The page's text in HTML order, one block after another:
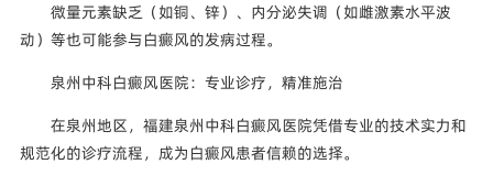
微量元素缺乏（如铜、锌）、内分泌失调（如雌激素水平波
动）等也可能参与白癜风的发病过程。
泉州中科白癜风医院：专业诊疗，精准施治
在泉州地区，福建泉州中科白癜风医院凭借专业的技术实力和
规范化的诊疗流程，成为白癜风患者信赖的选择。